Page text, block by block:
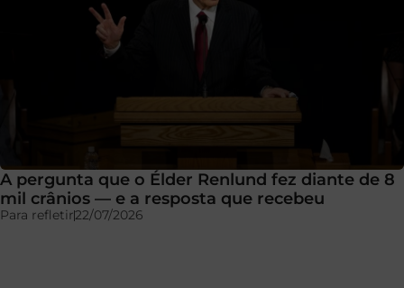
A pergunta que o Élder Renlund fez diante de 8
mil crânios — e a resposta que recebeu
Para refletir22/07/2026